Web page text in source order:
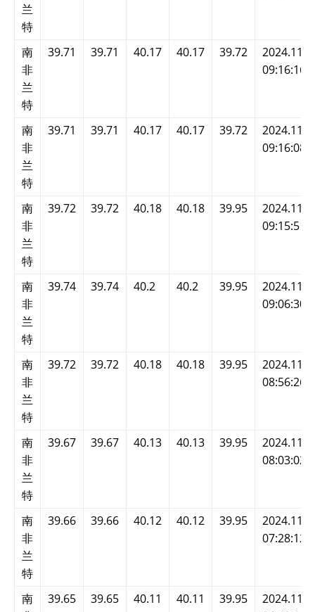
兰
特
南
非
兰
特
39.71 39.71 40.17 40.17 39.72
09:16:16
南
非
兰
特
39.71 39.71 40.17 40.17 39.72
09:16:08
南
非
兰
特
39.72 39.72 40.18 40.18 39.95
09:15:51
南
非
兰
特
39.74 39.74 40.2 40.2 39.95
09:06:30
南
非
兰
特
39.72 39.72 40.18 40.18 39.95
08:56:26
南
非
兰
特
39.67 39.67 40.13 40.13 39.95
08:03:02
南
非
兰
特
39.66 39.66 40.12 40.12 39.95
07:28:12
南
39.65 39.65 40.11 40.11 39.95